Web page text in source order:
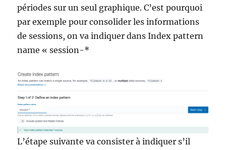
périodes sur un seul graphique. C’est pourquoi
par exemple pour consolider les informations
de sessions, on va indiquer dans Index pattern
name « session-*
L’étape suivante va consister à indiquer s’il